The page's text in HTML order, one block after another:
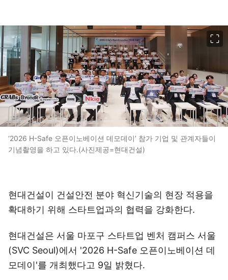
‘2026 H-Safe 오픈이노베이션 데모데이’ 참가 기업 및 관계자들이
기념촬영을 하고 있다.(사진제공=현대건설)
현대건설이 건설안전 분야 혁신기술의 현장 적용을
확대하기 위해 스타트업과의 협력을 강화한다.
현대건설은 서울 마포구 스타트업 벤처 캠퍼스 서울
(SVC Seoul)에서 '2026 H-Safe 오픈이노베이션 데
모데이'를 개최했다고 9일 밝혔다.